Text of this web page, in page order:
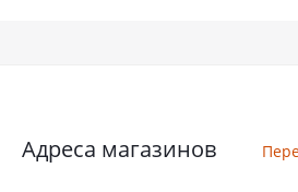
Адреса магазинов